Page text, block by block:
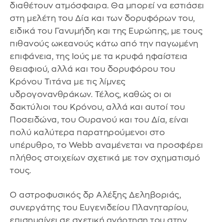
διαθέτουν ατμόσφαιρα. Θα μπορεί να εστιάσει
στη μελέτη του Δία και των δορυφόρων του,
ειδικά του Γανυμήδη και της Ευρώπης, με τους
πιθανούς ωκεανούς κάτω από την παγωμένη
επιφάνεια, της Ιούς με τα κρυφά ηφαίστεια
θειαφιού, αλλά και του δορυφόρου του
Κρόνου Τιτάνα με τις λίμνες
υδρογονανθράκων. Τέλος, καθώς οι οι
δακτύλιοι του Κρόνου, αλλά και αυτοί του
Ποσειδώνα, του Ουρανού και του Δία, είναι
πολύ καλύτερα παρατηρούμενοι στο
υπέρυθρο, το Webb αναμένεται να προσφέρει
πλήθος στοιχείων σχετικά με τον σχηματισμό
τους.
O αστροφυσικός δρ Αλέξης Δεληβοριάς,
συνεργάτης του Ευγενιδείου Πλανηταρίου,
επισημαίνει σε σχετική ανάρτηση του στην